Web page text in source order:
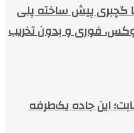
گچبری پیش ساخته پلی
فوری و بدون تخریب
رقابت؛ این جاده یک‌طرفه